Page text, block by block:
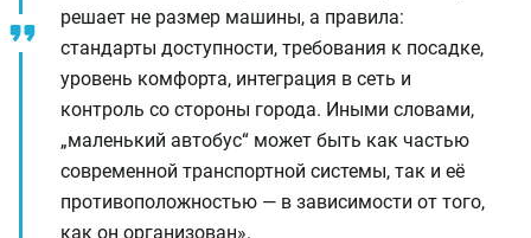
решает не размер машины, а правила:
стандарты доступности, требования к посадке,
уровень комфорта, интеграция в сеть и
контроль со стороны города. Иными словами,
„маленький автобус“ может быть как частью
современной транспортной системы, так и её
противоположностью — в зависимости от того,
как он организован».